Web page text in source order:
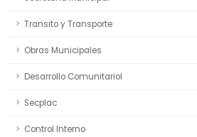
Transito y Transporte
Obras Municipales
Desarrollo Comunitariol
Secplac
Control Interno